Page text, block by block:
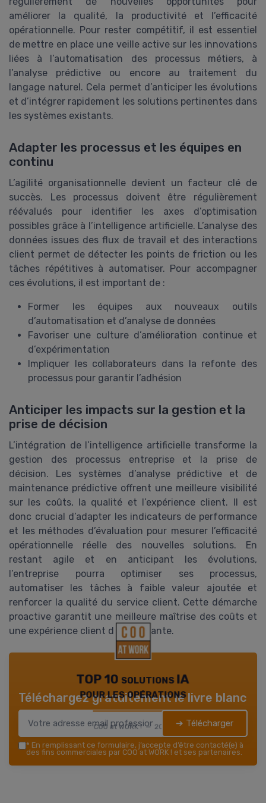
améliorer la qualité, la productivité et l’efficacité
opérationnelle. Pour rester compétitif, il est essentiel
de mettre en place une veille active sur les innovations
liées à l’automatisation des processus métiers, à
l’analyse prédictive ou encore au traitement du
langage naturel. Cela permet d’anticiper les évolutions
et d’intégrer rapidement les solutions pertinentes dans
les systèmes existants.
Adapter les processus et les équipes en
continu
L’agilité organisationnelle devient un facteur clé de
succès. Les processus doivent être régulièrement
réévalués pour identifier les axes d’optimisation
possibles grâce à l’intelligence artificielle. L’analyse des
données issues des flux de travail et des interactions
client permet de détecter les points de friction ou les
tâches répétitives à automatiser. Pour accompagner
ces évolutions, il est important de :
Former les équipes aux nouveaux outils
d’automatisation et d’analyse de données
Favoriser une culture d’amélioration continue et
d’expérimentation
Impliquer les collaborateurs dans la refonte des
processus pour garantir l’adhésion
Anticiper les impacts sur la gestion et la
prise de décision
L’intégration de l’intelligence artificielle transforme la
gestion des processus entreprise et la prise de
décision. Les systèmes d’analyse prédictive et de
maintenance prédictive offrent une meilleure visibilité
sur les coûts, la qualité et l’expérience client. Il est
donc crucial d’adapter les indicateurs de performance
et les méthodes d’évaluation pour mesurer l’efficacité
opérationnelle réelle des nouvelles solutions. En
restant agile et en anticipant les évolutions,
l’entreprise pourra optimiser ses processus,
automatiser les tâches à faible valeur ajoutée et
renforcer la qualité du service client. Cette démarche
proactive garantit une meilleure maîtrise des coûts et
une expérience client différenciante.
TOP 10 solutions IA
pour les opérations
COO at WORK ! — 2026
Téléchargez gratuitement le livre blanc
➔ Télécharger
* En remplissant ce formulaire, j’accepte d’être contacté(e) à
des fins commerciales par COO at WORK ! et ses partenaires.